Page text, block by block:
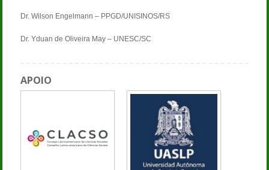
Dr. Wilson Engelmann – PPGD/UNISINOS/RS
Dr. Yduan de Oliveira May – UNESC/SC
APOIO